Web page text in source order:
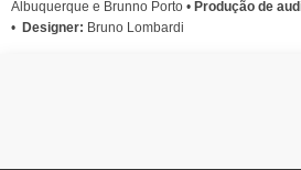
Albuquerque e Brunno Porto • Produção de
• Designer: Bruno Lombardi